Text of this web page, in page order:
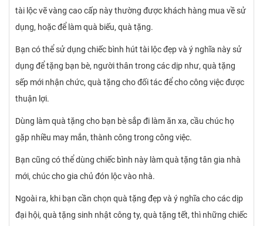
tài lộc vẽ vàng cao cấp này thường được khách hàng mua về sử
dụng, hoặc để làm quà biếu, quà tặng.
Bạn có thể sử dụng chiếc bình hút tài lộc đẹp và ý nghĩa này sử
dụng để tặng bạn bè, người thân trong các dịp như, quà tặng
sếp mới nhận chức, quà tặng cho đối tác để cho công việc được
thuận lợi.
Dùng làm quà tặng cho bạn bè sắp đi làm ăn xa, cầu chúc họ
gặp nhiều may mắn, thành công trong công việc.
Bạn cũng có thể dùng chiếc bình này làm quà tặng tân gia nhà
mới, chúc cho gia chủ đón lộc vào nhà.
Ngoài ra, khi bạn cần chọn quà tặng đẹp và ý nghĩa cho các dịp
đại hội, quà tặng sinh nhật công ty, quà tặng tết, thì những chiếc